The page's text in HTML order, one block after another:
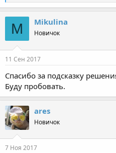
е
а
к
ц
и
и
:
M Mikulina
Новичок
11 Сен 2017
Спасибо за подсказку
Буду пробовать.
ares
Новичок
7 Ноя 2017